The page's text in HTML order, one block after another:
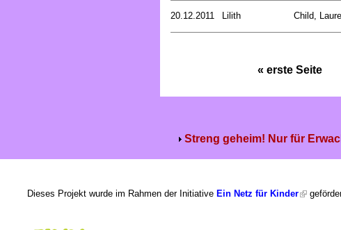
20.12.2011 Lilith Child,
« erste Seite
Streng geheim! Nur für
Dieses Projekt wurde im Rahmen der Initiative Ein Netz für Kinder